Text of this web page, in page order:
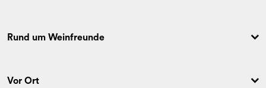
Rund um Weinfreunde
Vor Ort